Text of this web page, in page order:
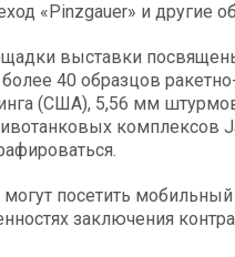
«Pinzgauer» и другие
выставки
40 образцов
(США), 5,56 мм
комплексов
посетить мобильный
заключения